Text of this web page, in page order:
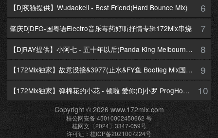
【Dj夜猫提供】Wudaokeli - Best Friend(Hard Bounce Mix) 6
肇庆DjDFG-国粤语Electro音乐毒药好听抒情专辑172Mix串烧 7
【DjRAY提供】小阿七 - 五十年以后(Panda King Melbourne Mix国语女) 8
【172Mix独家】故意没接&3977(止水&FY鱼 Bootleg Mix国语男) 9
【172Mix独家】弹棉花的小花 - 顿啦 爱你(Dj小罗 ProgHouse Mix国语女)v2 10
Copyright © 2026 www.172mix.com
桂公网安备 45010002450662 号
桂网文〔2024〕3347-059号
许可证：桂ICP备2021007224号